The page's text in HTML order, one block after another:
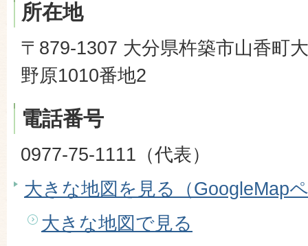
所在地
〒879-1307 大分県杵築市山香町
野原1010番地2
電話番号
0977-75-1111（代表）
大きな地図を見る（GoogleMap
大きな地図で見る